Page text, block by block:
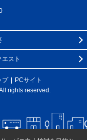
スト
プ
PCサイト
rights reserved.